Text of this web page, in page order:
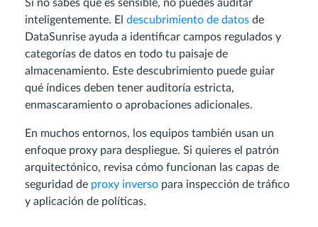
Si no sabes qué es sensible, no puedes auditar
inteligentemente. El descubrimiento de datos de
DataSunrise ayuda a identificar campos regulados y
categorías de datos en todo tu paisaje de
almacenamiento. Este descubrimiento puede guiar
qué índices deben tener auditoría estricta,
enmascaramiento o aprobaciones adicionales.
En muchos entornos, los equipos también usan un
enfoque proxy para despliegue. Si quieres el patrón
arquitectónico, revisa cómo funcionan las capas de
seguridad de proxy inverso para inspección de tráfico
y aplicación de políticas.